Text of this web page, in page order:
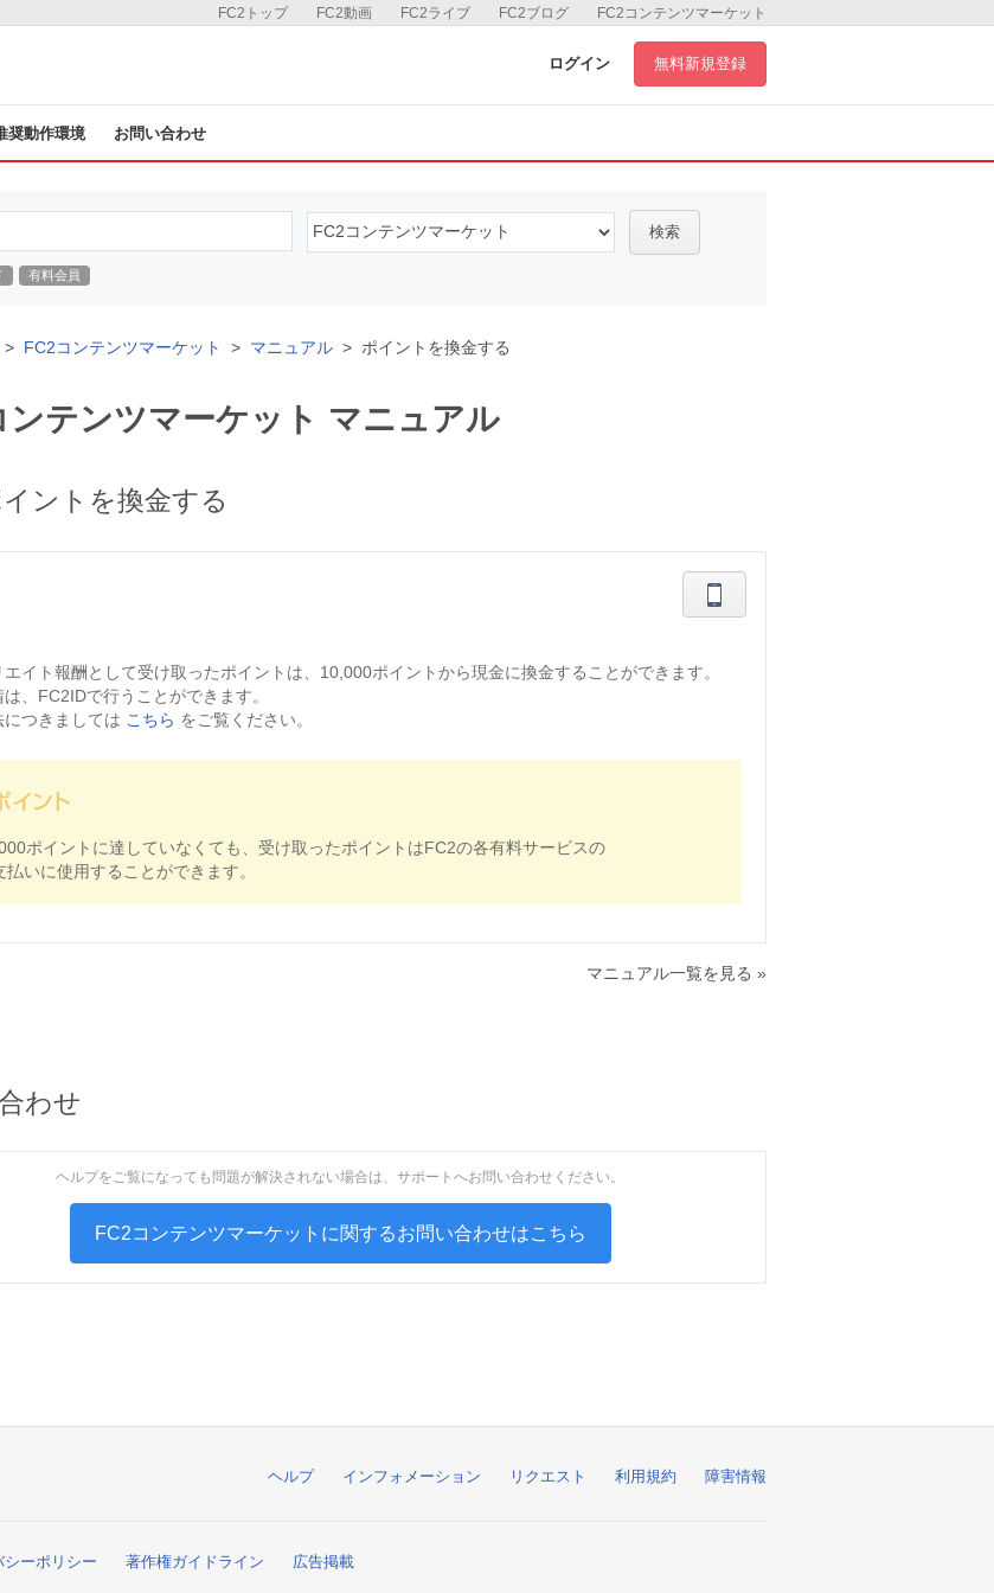
FC2コンテンツマーケット
FC2ブログ
FC2ライブ
FC2動画
FC2トップ
ログイン 無料新規登録
奨動作環境 お問い合わせ
検索
有料会員
FC2コンテンツマーケット マニュアル ポイントを換金する
ンテンツマーケット マニュアル
ントを換金する
エイト報酬として受け取ったポイントは、10,000ポイントから現金に換金することができます。
、FC2IDで行うことができます。
につきましては こちら をご覧ください。
ポイントに達していなくても、受け取ったポイントはFC2の各有料サービスの
払いに使用することができます。
マニュアル一覧を見る »
わせ
ヘルプをご覧になっても問題が解決されない場合は、サポートへお問い合わせください。
FC2コンテンツマーケットに関するお問い合わせはこちら
ヘルプ インフォメーション リクエスト 利用規約 障害情報
シーポリシー 著作権ガイドライン 広告掲載